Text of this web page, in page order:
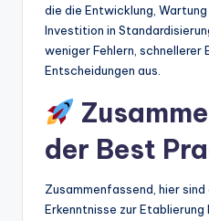
die die Entwicklung,
Investition in
weniger Fehlern, schnellerer
Entscheidungen aus.
der Best
Zusammenfassend, hier
Erkenntnisse zur